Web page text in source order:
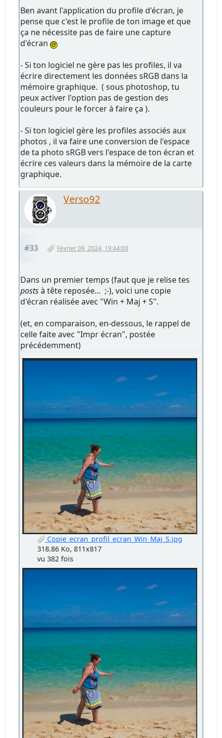
Ben avant l'application du profile d'écran, je
pense que c'est le profile de ton image et que
ça ne nécessite pas de faire une capture
d'écran
- Si ton logiciel ne gère pas les profiles, il va
écrire directement les données sRGB dans la
mémoire graphique. ( sous photoshop, tu
peux activer l'option pas de gestion des
couleurs pour le forcer à faire ça ).
- Si ton logiciel gère les profiles associés aux
photos , il va faire une conversion de l'espace
de ta photo sRGB vers l'espace de ton écran et
écrire ces valeurs dans la mémoire de la carte
graphique.
Verso92
#33 Février 09, 2024, 19:44:00
Dans un premier temps (faut que je relise tes
postsà tête reposée... ;-), voici une copie
d'écran réalisée avec "Win + Maj + S".
(et, en comparaison, en-dessous, le rappel de
celle faite avec "Impr écran", postée
précédemment)
Copie_ecran_profil_ecran_Win_Maj_S.jpg
318.86 Ko, 811x817
vu 382 fois